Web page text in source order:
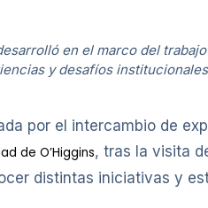
en el marco del
y desafíos
por el intercambio de
de O’Higgins, tras la visita
distintas iniciativas y